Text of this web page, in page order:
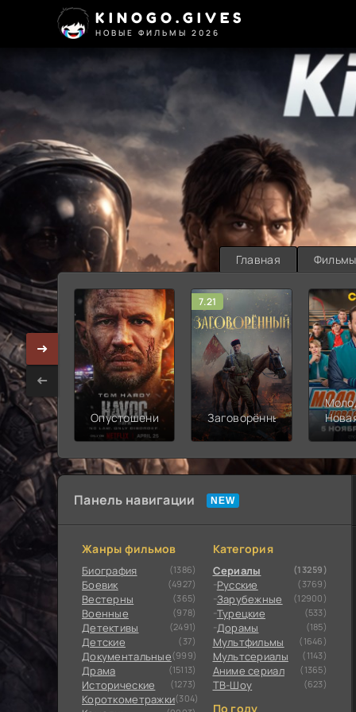
KINOGO.GIVES
НОВЫЕ ФИЛЬМЫ 2026
Главная Фильмы
Опустошение
7.21
Заговорённый
Панель навигации
Жанры фильмов
Биография (1386)
Боевик (4927)
Вестерны (365)
Военные (978)
Детективы (2491)
Детские (37)
Документальные(999)
Драма (15113)
Исторические (1273)
Короткометражки(304)
Категория
Сериалы (13259)
Русские (3769)
Зарубежные (12900)
Турецкие (533)
Дорамы (185)
Мультфильмы (1646)
Мультсериалы (1143)
Аниме сериал (1365)
ТВ-Шоу (623)
По году